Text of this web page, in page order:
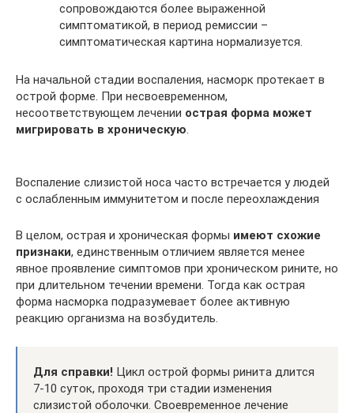
сопровождаются более выраженной
симптоматикой, в период ремиссии –
симптоматическая картина нормализуется.
На начальной стадии воспаления, насморк протекает в
острой форме. При несвоевременном,
несоответствующем лечении острая форма может
мигрировать в хроническую.
Воспаление слизистой носа часто встречается у людей
с ослабленным иммунитетом и после переохлаждения
В целом, острая и хроническая формы имеют схожие
признаки, единственным отличием является менее
явное проявление симптомов при хроническом рините, но
при длительном течении времени. Тогда как острая
форма насморка подразумевает более активную
реакцию организма на возбудитель.
Для справки! Цикл острой формы ринита длится
7-10 суток, проходя три стадии изменения
слизистой оболочки. Своевременное лечение